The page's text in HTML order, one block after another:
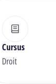
Cursus
Droit